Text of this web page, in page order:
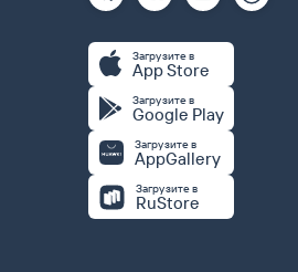
Загрузите в
App Store
Загрузите в
Google Play
Загрузите в
AppGallery
Загрузите в
RuStore